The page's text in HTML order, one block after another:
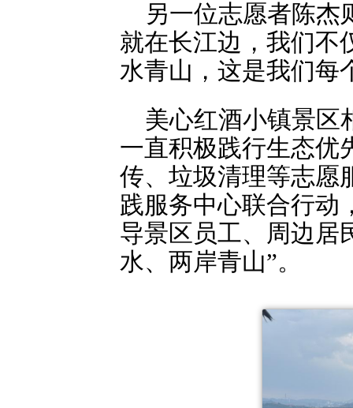
另一位志愿者陈杰
就在长江边，我们不
水青山，这是我们每
美心红酒小镇景区
一直积极践行生态优
传、垃圾清理等志愿
践服务中心联合行动
导景区员工、周边居
水、两岸青山”。